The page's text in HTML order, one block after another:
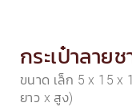
กระเป๋าลายช
ขนาด เล็ก 5 x 15 x
ยาว x สูง)